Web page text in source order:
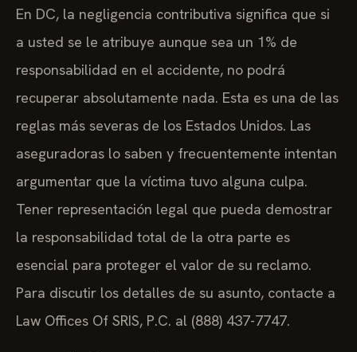
En DC, la negligencia contributiva significa que si
a usted se le atribuye aunque sea un 1% de
responsabilidad en el accidente, no podrá
recuperar absolutamente nada. Esta es una de las
reglas más severas de los Estados Unidos. Las
aseguradoras lo saben y frecuentemente intentan
argumentar que la víctima tuvo alguna culpa.
Tener representación legal que pueda demostrar
la responsabilidad total de la otra parte es
esencial para proteger el valor de su reclamo.
Para discutir los detalles de su asunto, contacte a
Law Offices Of SRIS, P.C. al (888) 437-7747.